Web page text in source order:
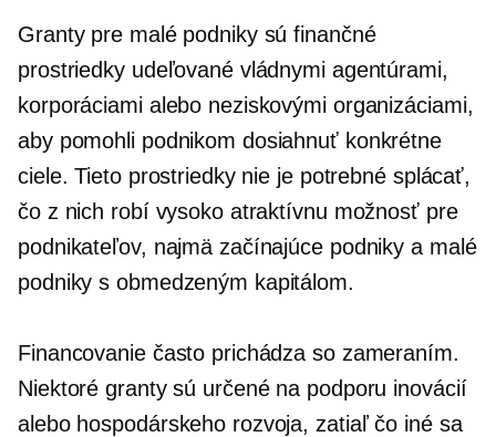
Granty pre malé podniky sú finančné
prostriedky udeľované vládnymi agentúrami,
korporáciami alebo neziskovými organizáciami,
aby pomohli podnikom dosiahnuť konkrétne
ciele. Tieto prostriedky nie je potrebné splácať,
čo z nich robí vysoko atraktívnu možnosť pre
podnikateľov, najmä začínajúce podniky a malé
podniky s obmedzeným kapitálom.
Financovanie často prichádza so zameraním.
Niektoré granty sú určené na podporu inovácií
alebo hospodárskeho rozvoja, zatiaľ čo iné sa